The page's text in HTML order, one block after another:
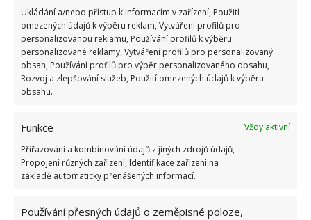
Ukládání a/nebo přístup k informacím v zařízení, Použití
omezených údajů k výběru reklam, Vytváření profilů pro
personalizovanou reklamu, Používání profilů k výběru
personalizované reklamy, Vytváření profilů pro personalizovaný
obsah, Používání profilů pro výběr personalizovaného obsahu,
Rozvoj a zlepšování služeb, Použití omezených údajů k výběru
obsahu.
Funkce
Vždy aktivní
Přiřazování a kombinování údajů z jiných zdrojů údajů,
Propojení různých zařízení, Identifikace zařízení na
základě automaticky přenášených informací.
Používání přesných údajů o zeměpisné poloze,
Další velmi aromatickou vůní, která pavouky přímo
odpuzuje, je vůně citrusů. Na to můžeme použít
éterický olej nebo přímo slupky z jednotlivých druhů
ovoce. Mohou nám posloužitgrepy, pomeranče,
ale největší efekt budou mít citróny. Jednoduše
oken a dveří. Můžeme je ale také použít na leštění
nepříjemné komáry.
s vodou v poměru 1 díl oleje a 2 díly vody. Takto